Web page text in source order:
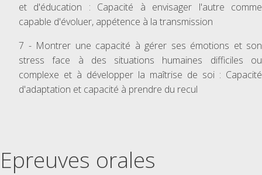
et d'éducation : Capacité à envisager l'autre comme
capable d'évoluer, appétence à la transmission
7 - Montrer une capacité à gérer ses émotions et son
stress face à des situations humaines difficiles ou
complexe et à développer la maîtrise de soi : Capacité
d'adaptation et capacité à prendre du recul
Epreuves orales